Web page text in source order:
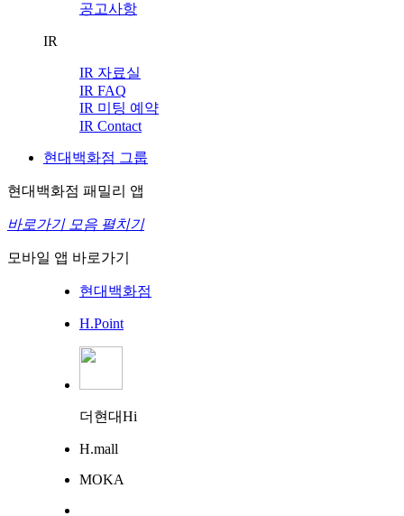
공고사항
IR
IR 자료실
IR FAQ
IR 미팅 예약
IR Contact
현대백화점 그룹
현대백화점 패밀리 앱
바로가기 모음 펼치기
모바일 앱 바로가기
현대백화점
H.Point
더현대Hi
H.mall
MOKA